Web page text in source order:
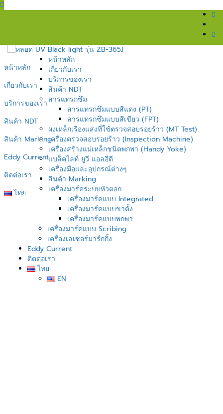
หน้าหลัก
เกี่ยวกับเรา
บริการของเรา
สินค้า NDT
สินค้า Marking
Eddy Current
ติดต่อเรา
ไทย
หน้าหลัก
เกี่ยวกับเรา
บริการของเรา
สินค้า NDT
สารแทรกซึม
สารแทรกซึมแบบสีแดง (PT)
สารแทรกซึมแบบสีเขียว (FPT)
ผงเหล็กเรืองแสงที่ใช้ตรวจสอบรอยร้าว (MT Test)
เครื่องตรวจสอบรอยร้าว (Inspection Machine)
เครื่องสร้างแม่เหล็กชนิดพกพา (Handy Yoke)
แบล็คไลท์ ยูวี แอลอีดี
เครื่องมือและอุปกรณ์ต่างๆ
สินค้า Marking
เครื่องมาร์คระบบหัวตอก
เครื่องมาร์คแบบ Integrated
เครื่องมาร์คแบบขาตั้ง
เครื่องมาร์คแบบพกพา
เครื่องมาร์คแบบ Scribing
เครื่องเลเซอร์มาร์กกิ้ง
Eddy Current
ติดต่อเรา
ไทย
EN